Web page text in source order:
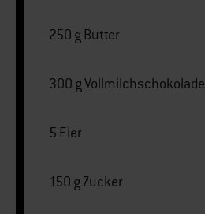
250 g Butter
300 g Vollmilchschokolade
5 Eier
150 g Zucker